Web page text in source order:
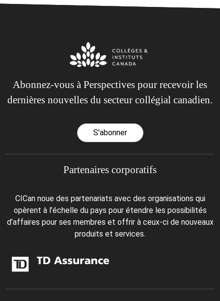
Abonnez-vous à Perspectives pour recevoir les
dernières nouvelles du secteur collégial canadien.
S'abonner
Partenaires corporatifs
CICan noue des partenariats avec des organisations qui
opèrent à l’échelle du pays pour étendre les possibilités
d’affaires pour ses membres et offrir à ceux-ci de nouveaux
produits et services.